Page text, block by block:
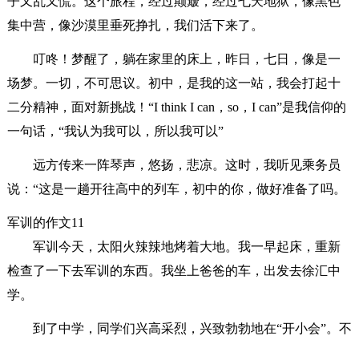
集中营，像沙漠里垂死挣扎，我们活下来了。
叮咚！梦醒了，躺在家里的床上，昨日，七日，像是一
场梦。一切，不可思议。初中，是我的这一站，我会打起十
二分精神，面对新挑战！“I think I can，so，I can”是我信仰的
一句话，“我认为我可以，所以我可以”
远方传来一阵琴声，悠扬，悲凉。这时，我听见乘务员
说：“这是一趟开往高中的列车，初中的你，做好准备了吗。
军训的作文11
军训今天，太阳火辣辣地烤着大地。我一早起床，重新
检查了一下去军训的东西。我坐上爸爸的车，出发去徐汇中
学。
到了中学，同学们兴高采烈，兴致勃勃地在“开小会”。不